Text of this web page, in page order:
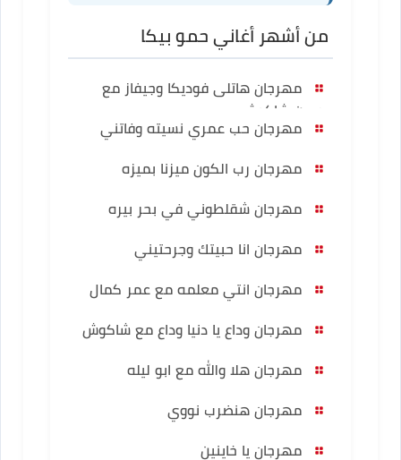
من أشهر أغاني حمو بيكا
مهرجان هاتلى فوديكا وجيفاز مع
حسن شاكوش
مهرجان حب عمري نسيته وفاتني
مهرجان رب الكون ميزنا بميزه
مهرجان شقلطوني في بحر بيره
مهرجان انا حبيتك وجرحتيني
مهرجان انتي معلمه مع عمر كمال
مهرجان وداع يا دنيا وداع مع شاكوش
مهرجان هلا والله مع ابو ليله
مهرجان هنضرب نووي
مهرجان يا خاينين